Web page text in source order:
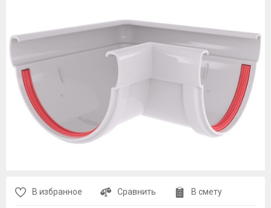
В избранное Сравнить В смету